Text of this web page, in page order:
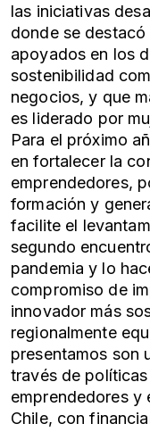
las iniciativas
donde se
apoyados en los
sostenibilidad
negocios, y que
es liderado por
Para el próximo
en fortalecer la
emprendedores,
formación y
facilite el
segundo
pandemia y lo
compromiso de
innovador más
regionalmente
presentamos son
través de
emprendedores y
Chile, con